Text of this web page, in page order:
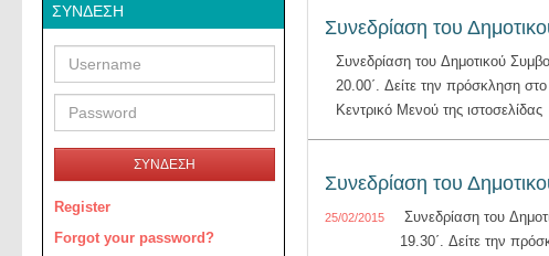
ΣΎΝΔΕΣΗ
ΣΥΝΔΕΣΗ
Register
Forgot your password?
Συνεδρίαση του
Συνεδρίαση του Δημοτικού
20.00΄. Δείτε την πρόσκληση
Κεντρικό Μενού της ιστοσελίδας
Συνεδρίαση του
25/02/2015
Συνεδρίαση του
19.30΄. Δείτε την